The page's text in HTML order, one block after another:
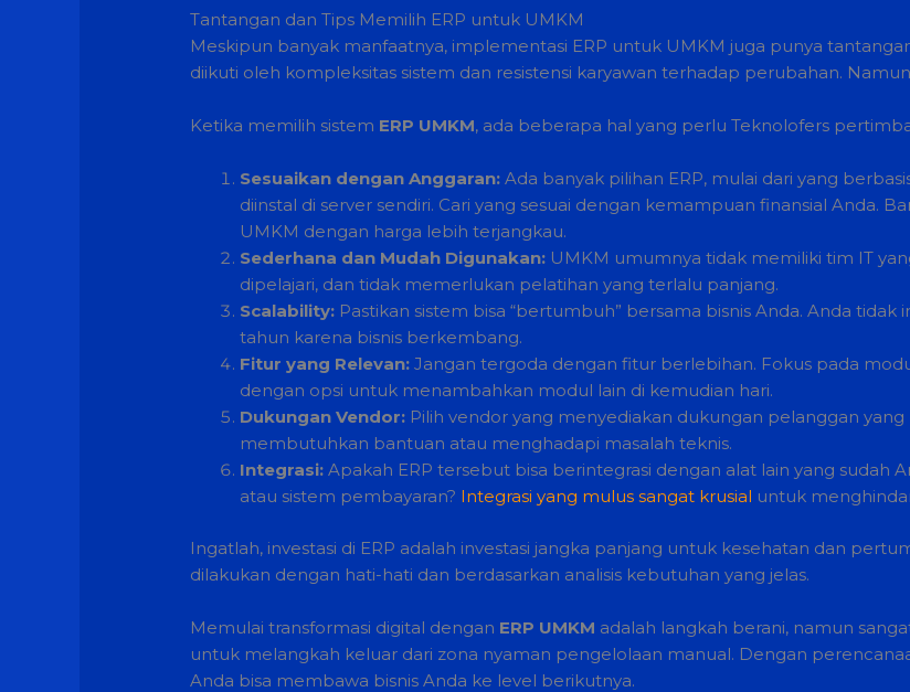
Tantangan dan Tips Memilih ERP untuk UMKM
Meskipun banyak manfaatnya, implementasi ERP untuk UMKM juga punya
diikuti oleh kompleksitas sistem dan resistensi karyawan terhadap perubahan.
Ketika memilih sistem ERP UMKM, ada beberapa hal yang perlu Teknolofers
Sesuaikan dengan Anggaran: Ada banyak pilihan ERP, mulai dari yang
diinstal di server sendiri. Cari yang sesuai dengan kemampuan finansial Anda.
UMKM dengan harga lebih terjangkau.
Sederhana dan Mudah Digunakan: UMKM umumnya tidak memiliki tim IT
dipelajari, dan tidak memerlukan pelatihan yang terlalu panjang.
Scalability: Pastikan sistem bisa “bertumbuh” bersama bisnis Anda. Anda
tahun karena bisnis berkembang.
Fitur yang Relevan: Jangan tergoda dengan fitur berlebihan. Fokus pada
dengan opsi untuk menambahkan modul lain di kemudian hari.
Dukungan Vendor: Pilih vendor yang menyediakan dukungan pelanggan
membutuhkan bantuan atau menghadapi masalah teknis.
Integrasi: Apakah ERP tersebut bisa berintegrasi dengan alat lain yang
atau sistem pembayaran? Integrasi yang mulus sangat krusial untuk
Ingatlah, investasi di ERP adalah investasi jangka panjang untuk kesehatan dan
dilakukan dengan hati-hati dan berdasarkan analisis kebutuhan yang jelas.
Memulai transformasi digital dengan ERP UMKM adalah langkah berani, namun
untuk melangkah keluar dari zona nyaman pengelolaan manual. Dengan
Anda bisa membawa bisnis Anda ke level berikutnya.